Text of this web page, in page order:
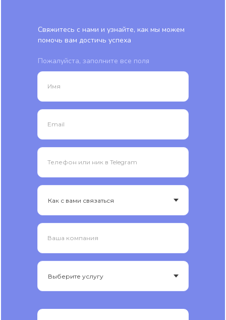
Имя
Email
Телефон или ник в Telegram
Ваша компания
Пожалуйста, заполните все поля
Свяжитесь с нами и узнайте, как мы можем
помочь вам достичь успеха